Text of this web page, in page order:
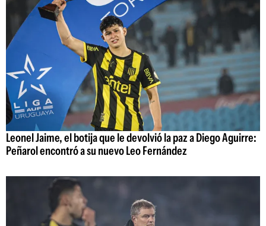
Leonel Jaime, el botija que le devolvió la paz a Diego Aguirre:
Peñarol encontró a su nuevo Leo Fernández